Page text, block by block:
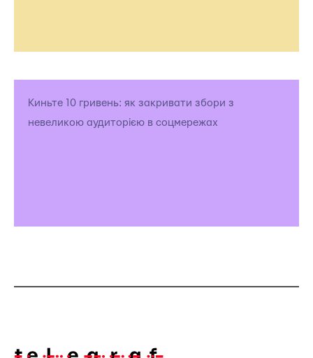
Киньте 10 гривень: як закривати збори з
невеликою аудиторією в соцмережах